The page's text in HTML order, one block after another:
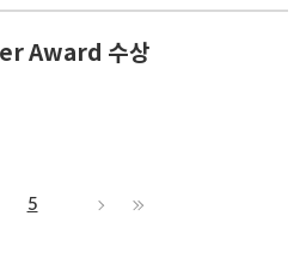
Award 수상
5